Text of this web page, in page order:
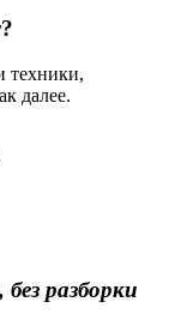
техники,
далее.
разборки